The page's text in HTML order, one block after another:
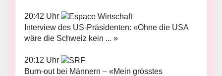
20:42 Uhr
Interview des US-Präsidenten: «Ohne die USA
wäre die Schweiz kein ... »
20:12 Uhr
Burn-out bei Männern – «Mein grösstes